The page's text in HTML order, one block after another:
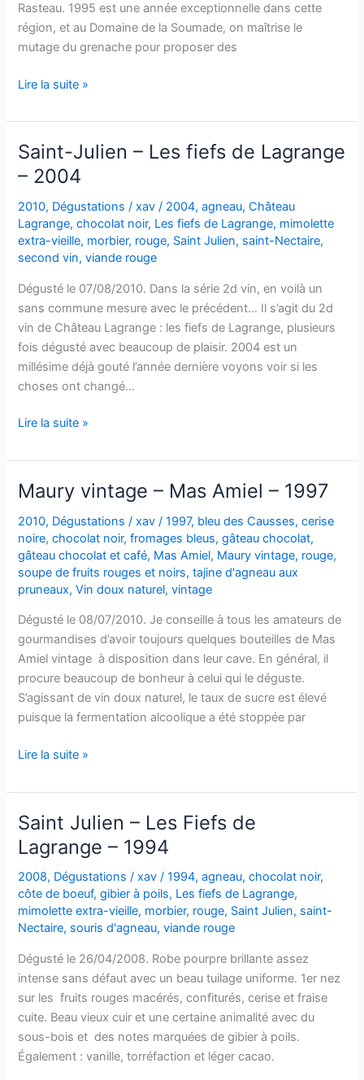
Rasteau. 1995 est une année exceptionnelle dans cette
région, et au Domaine de la Soumade, on maîtrise le
mutage du grenache pour proposer des
Rasteau
–
Domaine
de
la
Soumade
–
1995
Lire la suite »
Saint-Julien – Les fiefs de Lagrange
– 2004
2010, Dégustations /xav/ 2004,agneau,Château
Lagrange,chocolat noir, Les fiefs de Lagrange, mimolette
extra-vieille, morbier, rouge, Saint Julien, saint-Nectaire,
second vin,viande rouge
Dégusté le 07/08/2010. Dans la série 2d vin, en voilà un
sans commune mesure avec le précédent… Il s’agit du 2d
vin de Château Lagrange : les fiefs de Lagrange, plusieurs
fois dégusté avec beaucoup de plaisir. 2004 est un
millésime déjà gouté l’année dernière voyons voir si les
choses ont changé…
Saint-
–
Les
fiefs
de
Lagrange
–
2004
Lire la suite »
Maury vintage – Mas Amiel – 1997
2010, Dégustations /xav/1997, bleu des Causses,cerise
noire,chocolat noir,fromages bleus,gâteau chocolat,
gâteau chocolat et café, Mas Amiel, Maury vintage, rouge,
soupe de fruits rouges et noirs,tajine d'agneau aux
pruneaux,Vin doux naturel,vintage
Dégusté le 08/07/2010. Je conseille à tous les amateurs de
gourmandises d’avoir toujours quelques bouteilles de Mas
Amiel vintage à disposition dans leur cave. En général, il
procure beaucoup de bonheur à celui qui le déguste.
S’agissant de vin doux naturel, le taux de sucre est élevé
puisque la fermentation alcoolique a été stoppée par
Maury
–
Mas
Amiel
–
1997
Lire la suite »
Saint Julien – Les Fiefs de
Lagrange – 1994
2008, Dégustations /xav/1994,agneau,chocolat noir,
côte de boeuf,gibier à poils, Les fiefs de Lagrange,
mimolette extra-vieille, morbier, rouge, Saint Julien, saint-
Nectaire, souris d'agneau,viande rouge
Dégusté le 26/04/2008. Robe pourpre brillante assez
intense sans défaut avec un beau tuilage uniforme. 1er nez
sur les fruits rouges macérés, confiturés, cerise et fraise
cuite. Beau vieux cuir et une certaine animalité avec du
sous-bois et des notes marquées de gibier à poils.
Également : vanille, torréfaction et léger cacao.